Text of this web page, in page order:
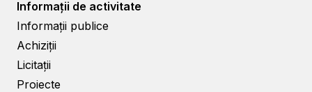
Informații de activitate
Informații publice
Achiziții
Licitații
Proiecte